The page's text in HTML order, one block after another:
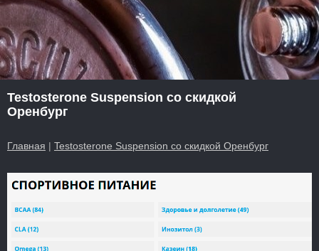
Testosterone Suspension со скидкой
Оренбург
Главная | Testosterone Suspension со скидкой Оренбург